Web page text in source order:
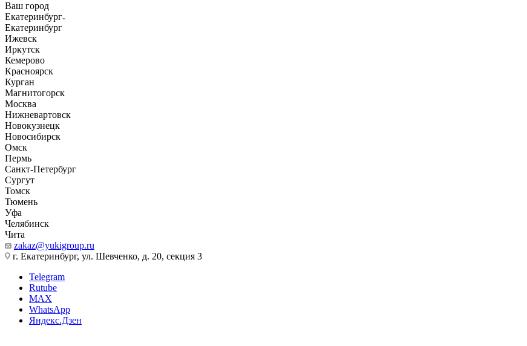
Ваш город
Екатеринбург
Екатеринбург
Ижевск
Иркутск
Кемерово
Красноярск
Курган
Магнитогорск
Москва
Нижневартовск
Новокузнецк
Новосибирск
Омск
Пермь
Санкт-Петербург
Сургут
Томск
Тюмень
Уфа
Челябинск
Чита
zakaz@yukigroup.ru
г. Екатеринбург, ул. Шевченко, д. 20, секция 3
Telegram
Rutube
MAX
WhatsApp
Яндекс.Дзен